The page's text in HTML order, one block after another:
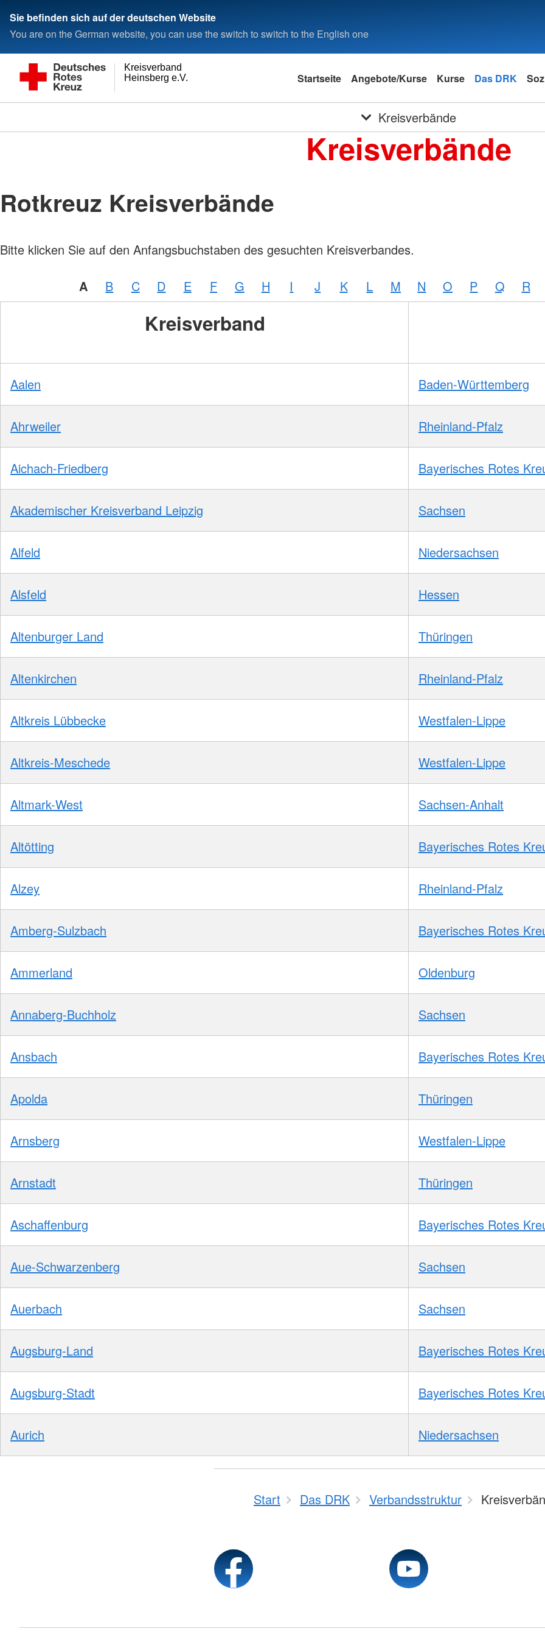
Sie befinden sich auf der deutschen Website
You are on the German website, you can use the switch to switch to the English one
Heinsberg e.V.
Kreisverband
Startseite Angebote/Kurse Kurse Das DRK
Kreisverbände
Kreisverbände
Rotkreuz Kreisverbände
Bitte klicken Sie auf den Anfangsbuchstaben des gesuchten Kreisverbandes.
A B C D E F G H I J K L M N O P Q R
Kreisverband
Aalen Baden-Württemberg
Ahrweiler Rheinland-Pfalz
Aichach-Friedberg Bayerisches Rotes
Akademischer Kreisverband Leipzig Sachsen
Alfeld Niedersachsen
Alsfeld Hessen
Altenburger Land Thüringen
Altenkirchen Rheinland-Pfalz
Altkreis Lübbecke Westfalen-Lippe
Altkreis-Meschede Westfalen-Lippe
Altmark-West Sachsen-Anhalt
Altötting Bayerisches Rotes
Alzey Rheinland-Pfalz
Amberg-Sulzbach Bayerisches Rotes
Ammerland Oldenburg
Annaberg-Buchholz Sachsen
Ansbach Bayerisches Rotes
Apolda Thüringen
Arnsberg Westfalen-Lippe
Arnstadt Thüringen
Aschaffenburg Bayerisches Rotes
Aue-Schwarzenberg Sachsen
Auerbach Sachsen
Augsburg-Land Bayerisches Rotes
Augsburg-Stadt Bayerisches Rotes
Aurich Niedersachsen
Start Das DRK Verbandsstruktur